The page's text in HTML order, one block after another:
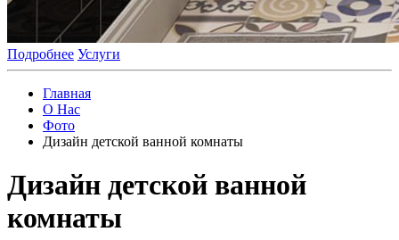
Подробнее Услуги
Главная
О Нас
Фото
Дизайн детской ванной комнаты
Дизайн детской ванной
комнаты